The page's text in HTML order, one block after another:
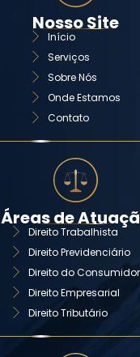
Nosso Site
Início
Serviços
Sobre Nós
Onde Estamos
Contato
Áreas de
Direito Trabalhista
Direito Previdenciário
Direito do Consumidor
Direito Empresarial
Direito Tributário